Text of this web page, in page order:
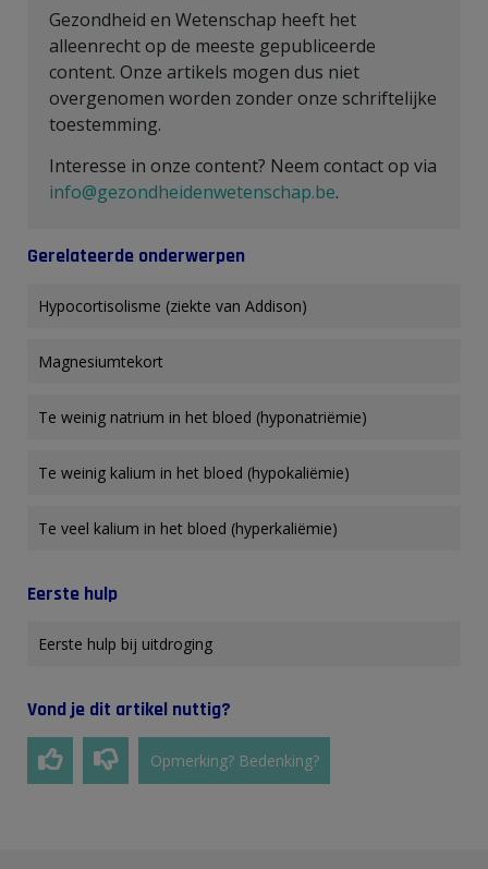
Gezondheid en Wetenschap heeft het
alleenrecht op de meeste gepubliceerde
content. Onze artikels mogen dus niet
overgenomen worden zonder onze schriftelijke
toestemming.
Interesse in onze content? Neem contact op via
info@gezondheidenwetenschap.be.
Gerelateerde onderwerpen
Hypocortisolisme (ziekte van Addison)
Magnesiumtekort
Te weinig natrium in het bloed (hyponatriëmie)
Te weinig kalium in het bloed (hypokaliëmie)
Te veel kalium in het bloed (hyperkaliëmie)
Eerste hulp
Eerste hulp bij uitdroging
Vond je dit artikel nuttig?
Opmerking? Bedenking?